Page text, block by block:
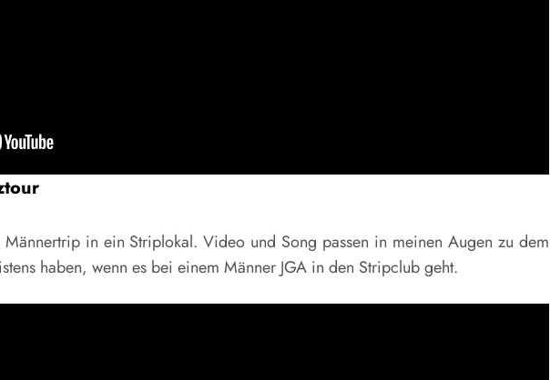
in ein Striplokal. Video und Song passen in meinen Augen zu dem
haben, wenn es bei einem Männer JGA in den Stripclub geht.